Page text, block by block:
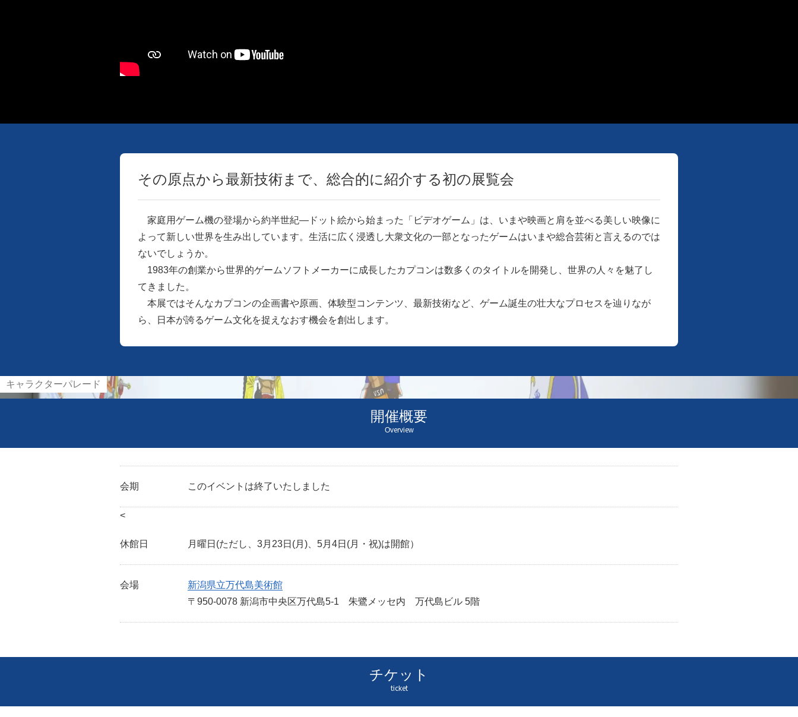
その原点から最新技術まで、総合的に紹介する初の展覧会
家庭用ゲーム機の登場から約半世紀―ドット絵から始まった「ビデオゲーム」は、いまや映画と肩を並べる美しい映像に
よって新しい世界を生み出しています。生活に広く浸透し大衆文化の一部となったゲームはいまや総合芸術と言えるのでは
ないでしょうか。
1983年の創業から世界的ゲームソフトメーカーに成長したカプコンは数多くのタイトルを開発し、世界の人々を魅了し
てきました。
本展ではそんなカプコンの企画書や原画、体験型コンテンツ、最新技術など、ゲーム誕生の壮大なプロセスを辿りなが
ら、日本が誇るゲーム文化を捉えなおす機会を創出します。
キャラクターパレード
開催概要
Overview
会期 このイベントは終了いたしました
<
休館日 月曜日(ただし、3月23日(月)、5月4日(月・祝)は開館）
会場
新潟県立万代島美術館
〒950-0078 新潟市中央区万代島5-1 朱鷺メッセ内 万代島ビル 5階
チケット
ticket